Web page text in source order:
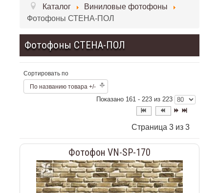
Каталог
Виниловые фотофоны
Фотофоны СТЕНА-ПОЛ
Фотофоны СТЕНА-ПОЛ
Сортировать по
По названию товара +/-
Показано 161 - 223 из 223
Страница 3 из 3
Фотофон VN-SP-170